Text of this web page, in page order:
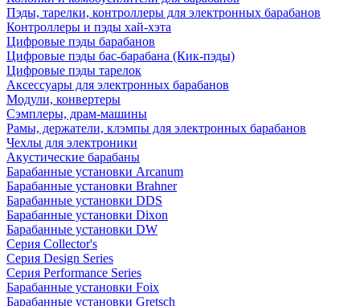
Пэды, тарелки, контроллеры для электронных барабанов
Контроллеры и пэды хай-хэта
Цифровые пэды барабанов
Цифровые пэды бас-барабана (Кик-пэды)
Цифровые пэды тарелок
Аксессуары для электронных барабанов
Модули, конвертеры
Сэмплеры, драм-машины
Рамы, держатели, клэмпы для электронных барабанов
Чехлы для электроники
Акустические барабаны
Барабанные установки Arcanum
Барабанные установки Brahner
Барабанные установки DDS
Барабанные установки Dixon
Барабанные установки DW
Серия Collector's
Серия Design Series
Серия Performance Series
Барабанные установки Foix
Барабанные установки Gretsch